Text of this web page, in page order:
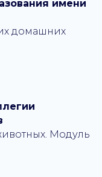
имени
домашних
Модуль